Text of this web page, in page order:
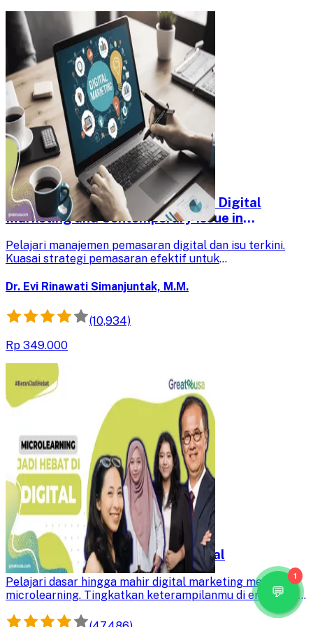
Xclass - Marketing Management: Digital
Marketing and Contemporary Issue in
Pelajari manajemen pemasaran digital dan isu terkini.
Kuasai strategi pemasaran efektif untuk
Dr. Evi Rinawati Simanjuntak, M.M.
(10,934)
Rp 349.000
Microlearning Jadi Hebat di Digital
Pelajari dasar hingga mahir digital marketing melalui
microlearning. Tingkatkan keterampilanmu di era digital
dan jadilah profesional yang andal dalam strategi
pemasaran online.
1